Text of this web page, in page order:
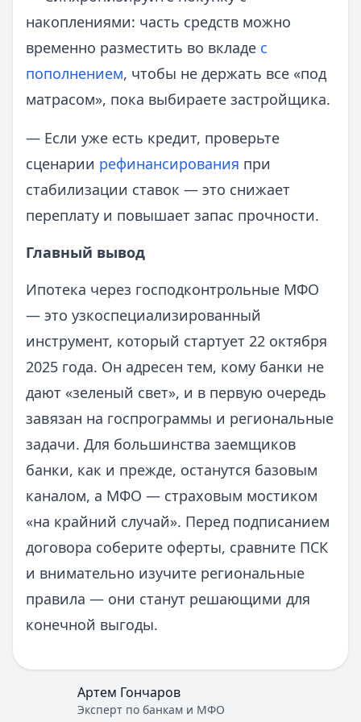
накоплениями: часть средств можно
временно разместить во вкладе с
пополнением, чтобы не держать все «под
матрасом», пока выбираете застройщика.
— Если уже есть кредит, проверьте
сценарии рефинансирования при
стабилизации ставок — это снижает
переплату и повышает запас прочности.
Главный вывод
Ипотека через господконтрольные МФО
— это узкоспециализированный
инструмент, который стартует 22 октября
2025 года. Он адресен тем, кому банки не
дают «зеленый свет», и в первую очередь
завязан на госпрограммы и региональные
задачи. Для большинства заемщиков
банки, как и прежде, останутся базовым
каналом, а МФО — страховым мостиком
«на крайний случай». Перед подписанием
договора соберите оферты, сравните ПСК
и внимательно изучите региональные
правила — они станут решающими для
конечной выгоды.
Артем Гончаров
Эксперт по банкам и МФО